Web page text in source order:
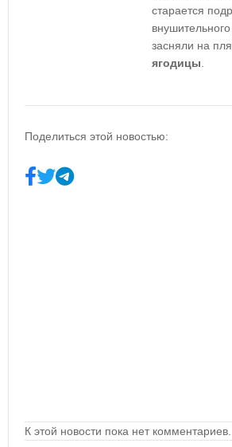
старается
засняли на
ягодицы
Поделиться этой новостью:
К этой новости пока нет комментариев.